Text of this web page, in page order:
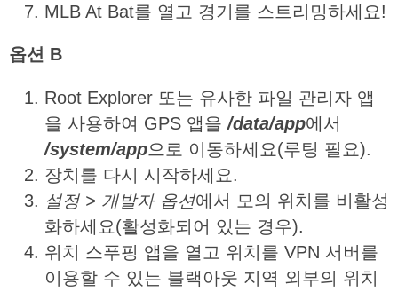
MLB At Bat를 열고 경기를 스트리밍하세요!
옵션 B
Root Explorer 또는 유사한 파일 관리자 앱
을 사용하여 GPS 앱을/data/app에서
/system/app으로 이동하세요(루팅 필요).
장치를 다시 시작하세요.
설정 > 개발자 옵션에서 모의 위치를 비활성
화하세요(활성화되어 있는 경우).
위치 스푸핑 앱을 열고 위치를 VPN 서버를
이용할 수 있는 블랙아웃 지역 외부의 위치